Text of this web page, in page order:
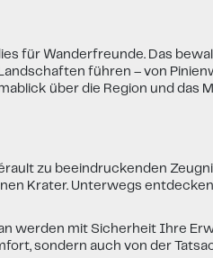
für Wanderfreunde. Das
führen – von
über die Region und das
zu beeindruckenden
Krater. Unterwegs
werden mit Sicherheit Ihre
sondern auch von der